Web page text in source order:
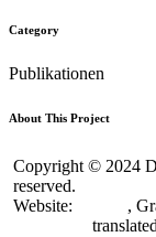
Category
Publikationen
About This Project
Copyright © 2024
reserved.
Website:
,